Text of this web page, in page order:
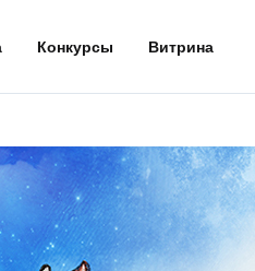
Конкурсы Витрина